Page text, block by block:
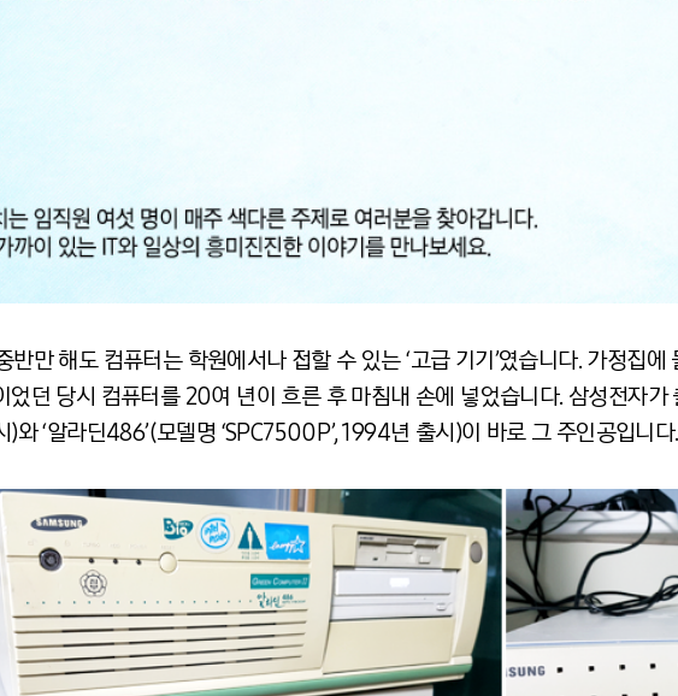
반만 해도 컴퓨터는 학원에서나 접할 수 있는 ‘고급 기기’였습니다. 가정집
었던 당시 컴퓨터를 20여 년이 흐른 후 마침내 손에 넣었습니다. 삼성전자가
와 ‘알라딘486’(모델명 ‘SPC7500P’, 1994년 출시)이 바로 그 주인공입니다.